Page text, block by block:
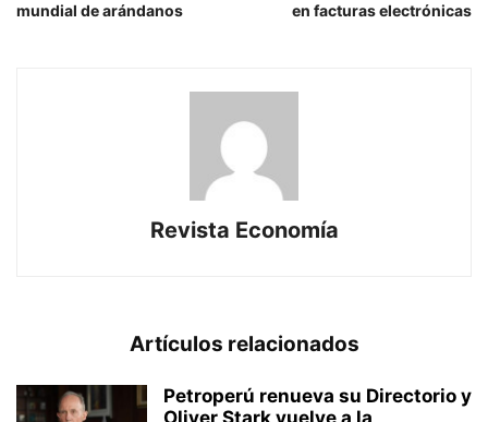
mundial de arándanos
en facturas electrónicas
Revista Economía
Artículos relacionados
Petroperú renueva su Directorio y
Oliver Stark vuelve a la